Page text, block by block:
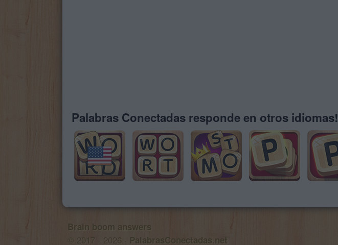
Palabras Conectadas responde en otros idiomas!
Brain boom answers
© 2017 - 2026 · PalabrasConectadas.net